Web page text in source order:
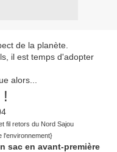
de la planète.
il est temps d'adopter
alors...
fil retors du Nord Sajou
l'environnement}
sac en avant-première